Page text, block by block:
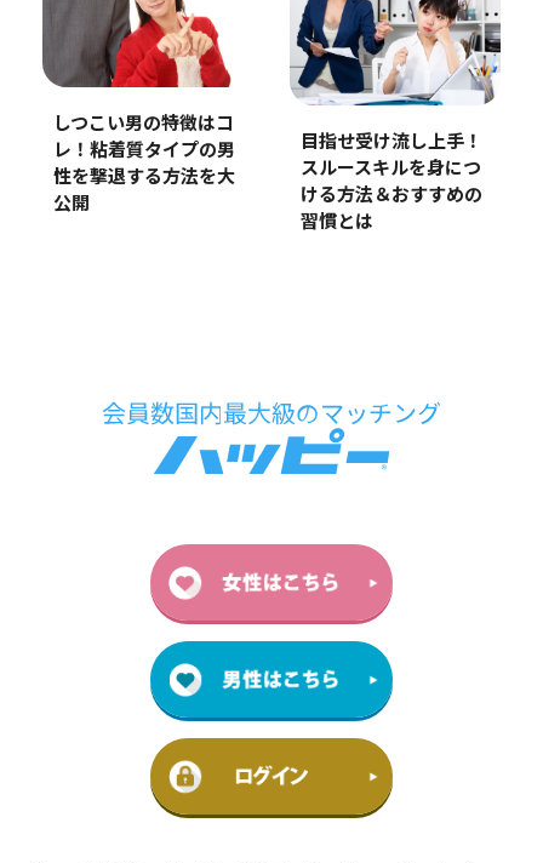
しつこい男の特徴はコ
レ！粘着質タイプの男
性を撃退する方法を大
公開
目指せ受け流し上手！
スルースキルを身につ
ける方法＆おすすめの
習慣とは